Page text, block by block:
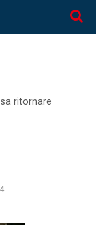
ritornare